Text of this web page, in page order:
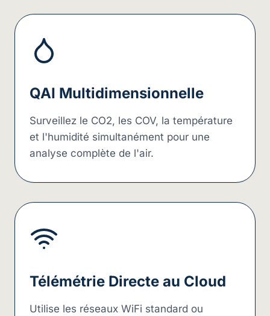
QAI Multidimensionnelle
Surveillez le CO2, les COV, la température
et l'humidité simultanément pour une
analyse complète de l'air.
Télémétrie Directe au Cloud
Utilise les réseaux WiFi standard ou